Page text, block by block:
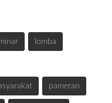
lomba
pameran